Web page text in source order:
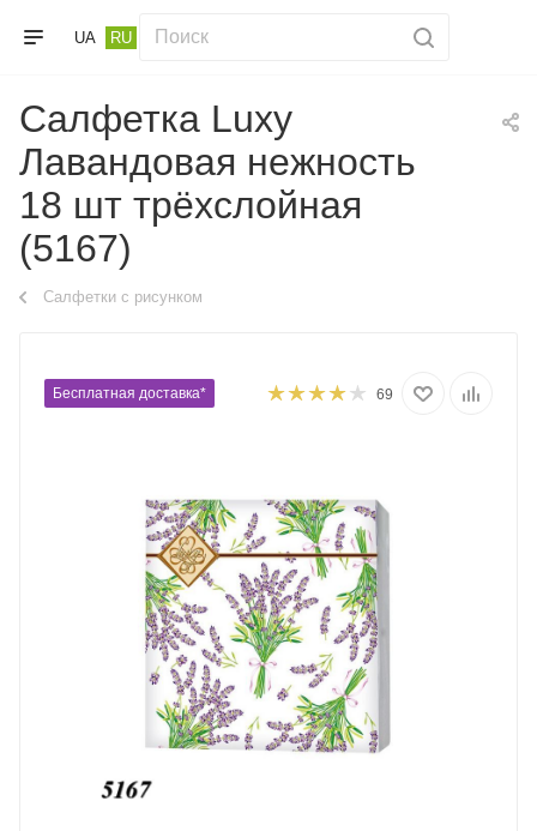
UA RU
Салфетка Luxy
Лавандовая нежность
18 шт трёхслойная
(5167)
Салфетки с рисунком
Бесплатная доставка* 69